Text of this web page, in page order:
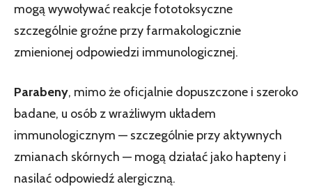
mogą wywoływać reakcje fototoksyczne
szczególnie groźne przy farmakologicznie
zmienionej odpowiedzi immunologicznej.
Parabeny, mimo że oficjalnie dopuszczone i szeroko
badane, u osób z wrażliwym układem
immunologicznym — szczególnie przy aktywnych
zmianach skórnych — mogą działać jako hapteny i
nasilać odpowiedź alergiczną.